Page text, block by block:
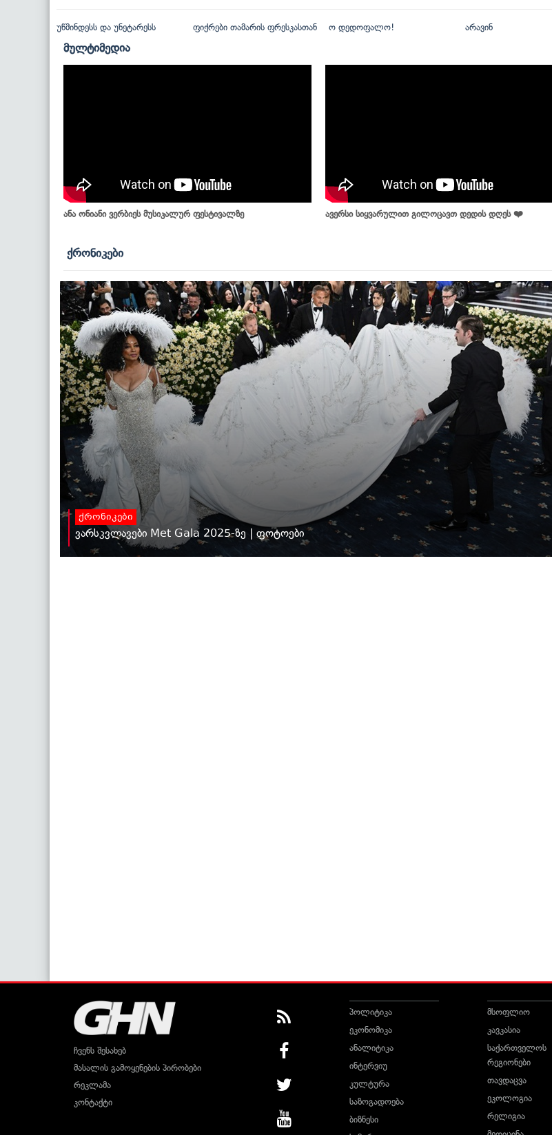
უწმინდესს და უნეტარესს ფიქრები თამარის ფრესკასთან ო დედოფალო! არავინ
მულტიმედია
ანა ონიანი ვერბიეს მუსიკალურ ფესტივალზე ავერსი სიყვარულით გილოცავთ დედის დღეს ❤️
ქრონიკები
ქრონიკები
ვარსკვლავები Met Gala 2025-ზე | ფოტოები
ჩვენს შესახებ
მასალის გამოყენების პირობები
რეკლამა
კონტაქტი
პოლიტიკა
ეკონომიკა
ანალიტიკა
ინტერვიუ
კულტურა
საზოგადოება
ბიზნესი
მსოფლიო
კავკასია
საქართველოს
რეგიონები
თავდაცვა
ეკოლოგია
რელიგია